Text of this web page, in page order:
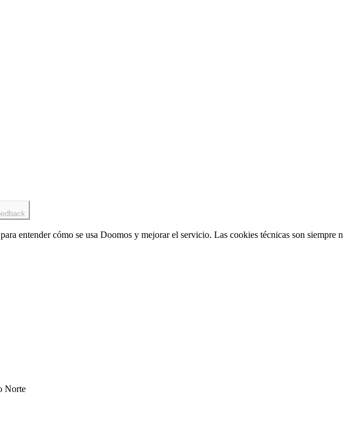
entender cómo se usa Doomos y mejorar el servicio. Las cookies técnicas son siempre
Norte